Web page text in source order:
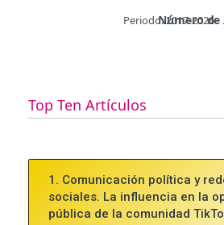
Número de
Periodo: 2017-2026
Top Ten Artículos
1. Comunicación política y
sociales. La influencia en la
pública de la comunidad